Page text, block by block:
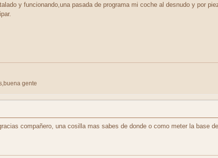
y funcionando,una pasada de programa mi coche al desnudo y por
gente
compañero, una cosilla mas sabes de donde o como meter la base